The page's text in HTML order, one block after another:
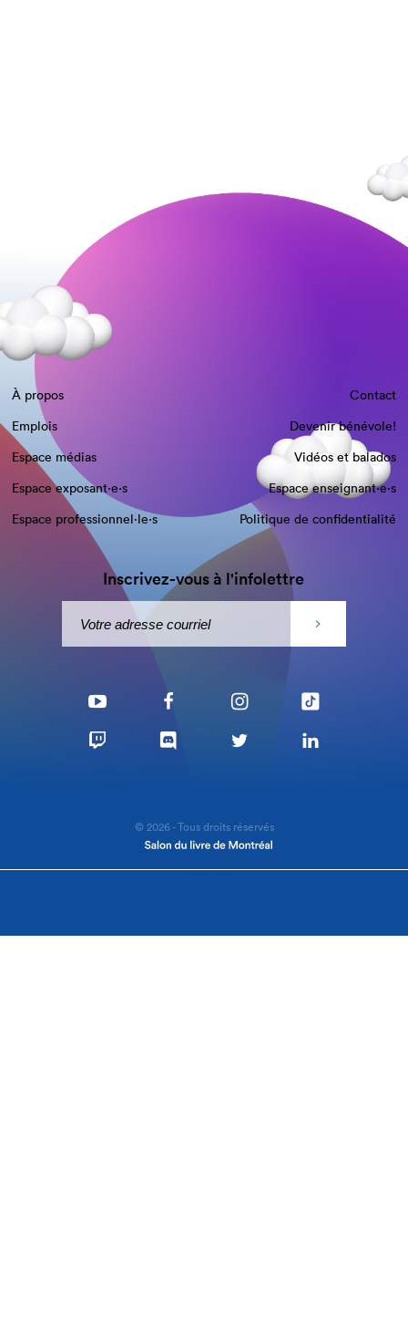
À propos
Contact
Emplois
Devenir bénévole!
Espace médias
Vidéos et balados
Espace exposant·e⋅s
Espace enseignant·e⋅s
Espace professionnel·le⋅s
Politique de confidentialité
Inscrivez-vous à l'infolettre
© 2026 - Tous droits réservés